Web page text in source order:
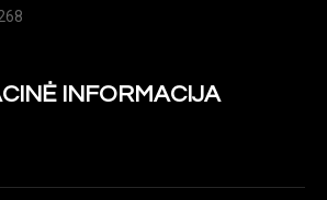
INFORMACIJA